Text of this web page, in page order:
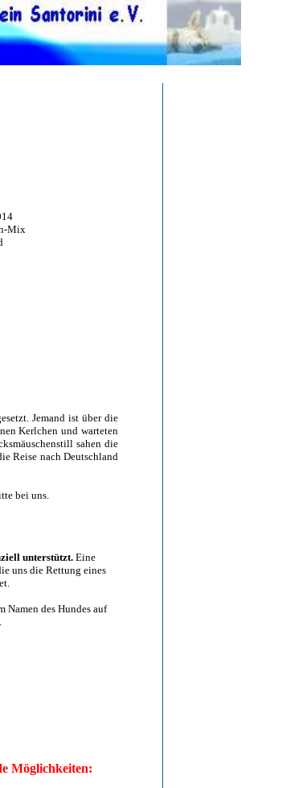
Mix
Jemand ist über die
Kerlchen und warteten
sahen die
Reise nach Deutschland
bei uns.
unterstützt. Eine
uns die Rettung eines
Namen des Hundes auf
Möglichkeiten: